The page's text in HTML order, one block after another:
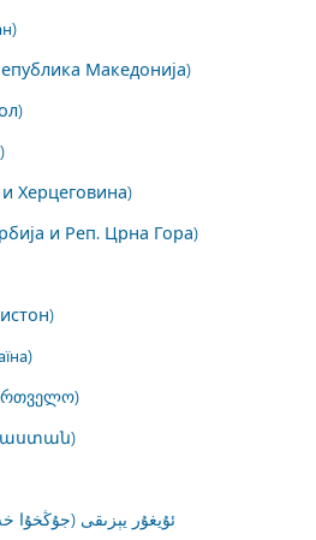
Македонија)
Херцеговина)
и Реп. Црна Гора)
ئۇيغۇر يېزىقى (جۇڭخۇا